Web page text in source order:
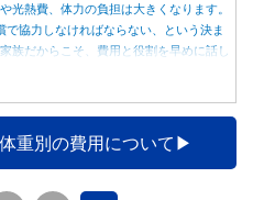
光熱費、体力の負担は大きくなります。
で協力しなければならない、という決ま
族だからこそ、費用と役割を早めに話し
重別の費用について